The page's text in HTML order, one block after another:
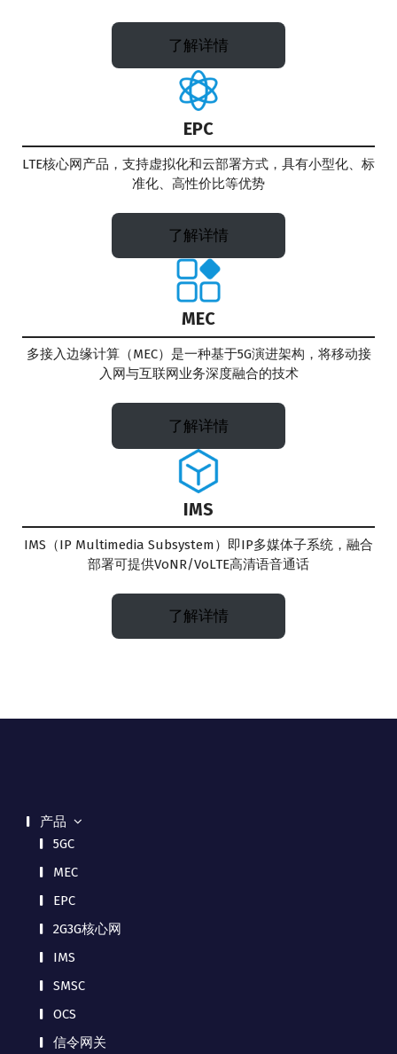
了解详情
EPC
LTE核心网产品，支持虚拟化和云部署方式，具有小型化、标
准化、高性价比等优势
了解详情
MEC
多接入边缘计算（MEC）是一种基于5G演进架构，将移动接
入网与互联网业务深度融合的技术
了解详情
IMS
IMS（IP Multimedia Subsystem）即IP多媒体子系统，融合
部署可提供VoNR/VoLTE高清语音通话
了解详情
产品
5GC
MEC
EPC
2G3G核心网
IMS
SMSC
OCS
信令网关